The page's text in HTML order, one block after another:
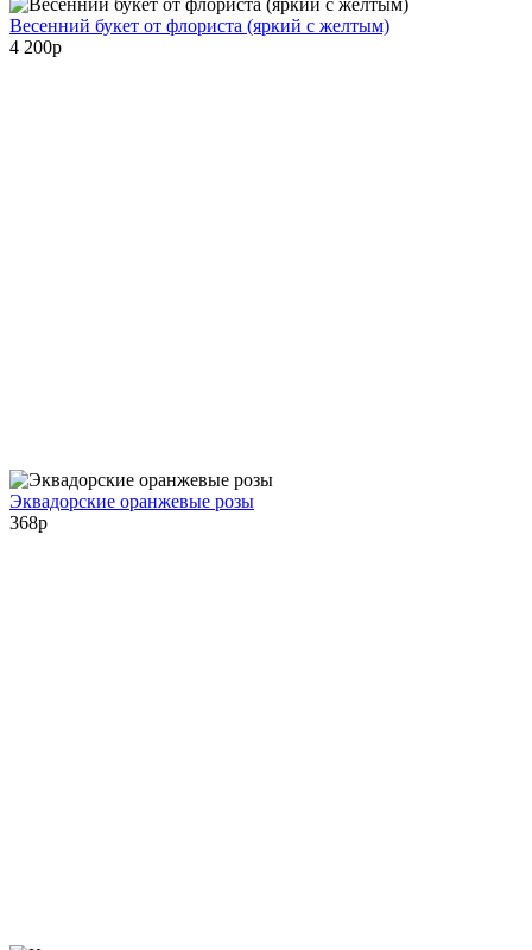
Весенний букет от флориста (яркий с желтым)
4 200p
Эквадорские оранжевые розы
368p